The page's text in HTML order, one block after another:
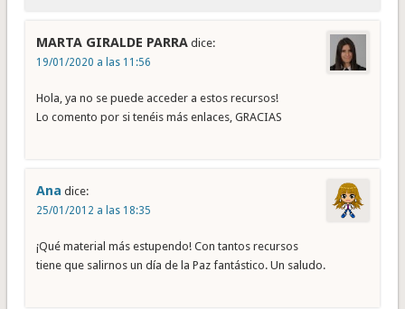
MARTA GIRALDE PARRA dice:
19/01/2020 a las 11:56
Hola, ya no se puede acceder a estos recursos!
Lo comento por si tenéis más enlaces, GRACIAS
Ana dice:
25/01/2012 a las 18:35
¡Qué material más estupendo! Con tantos recursos
tiene que salirnos un día de la Paz fantástico. Un saludo.